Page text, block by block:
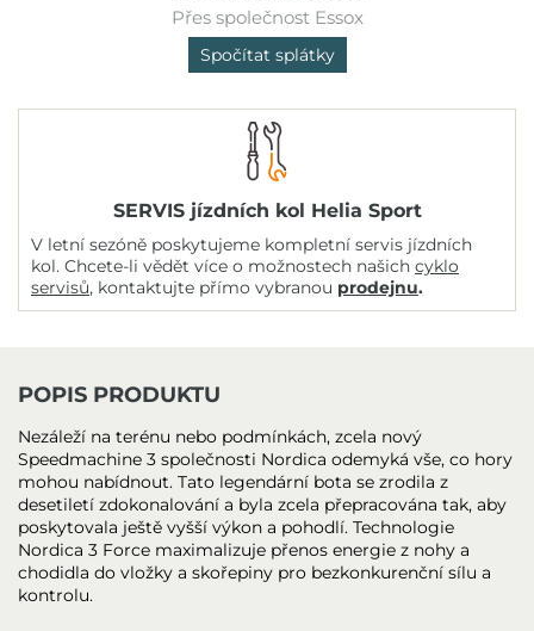
Přes společnost Essox
Spočítat splátky
SERVIS jízdních kol Helia Sport
V letní sezóně poskytujeme kompletní servis jízdních
kol. Chcete-li vědět více o možnostech našich cyklo
servisů, kontaktujte přímo vybranou prodejnu.
POPIS PRODUKTU
Nezáleží na terénu nebo podmínkách, zcela nový
Speedmachine 3 společnosti Nordica odemyká vše, co hory
mohou nabídnout. Tato legendární bota se zrodila z
desetiletí zdokonalování a byla zcela přepracována tak, aby
poskytovala ještě vyšší výkon a pohodlí. Technologie
Nordica 3 Force maximalizuje přenos energie z nohy a
chodidla do vložky a skořepiny pro bezkonkurenční sílu a
kontrolu.